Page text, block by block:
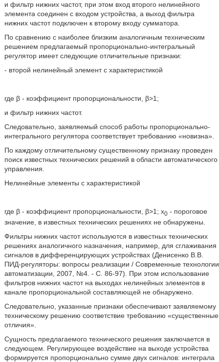
и фильтр нижних частот, при этом вход второго нелинейного
элемента соединен с входом устройства, а выход фильтра
нижних частот подключен к второму входу сумматора.
По сравнению с наиболее близким аналогичным техническим
решением предлагаемый пропорционально-интегральный
регулятор имеет следующие отличительные признаки:
- второй нелинейный элемент с характеристикой
где β - коэффициент пропорциональности, β>1;
и фильтр нижних частот.
Следовательно, заявляемый способ работы пропорционально-
интегрального регулятора соответствует требованию «новизна».
По каждому отличительному существенному признаку проведен
поиск известных технических решений в области автоматического
управления.
Нелинейные элементы с характеристикой
где β - коэффициент пропорциональности, β>1; х0- пороговое
значение, в известных технических решениях не обнаружены.
Фильтры нижних частот используются в известных технических
решениях аналогичного назначения, например, для сглаживания
сигналов в дифференцирующих устройствах (Денисенко В.В.
ПИД-регуляторы: вопросы реализации / Современные технологии
автоматизации, 2007, №4. - С. 86-97). При этом использование
фильтров нижних частот на выходах нелинейных элементов в
канале пропорциональной составляющей не обнаружено.
Следовательно, указанные признаки обеспечивают заявляемому
техническому решению соответствие требованию «существенные
отличия».
Сущность предлагаемого технического решения заключается в
следующем. Регулирующее воздействие на выходе устройства
формируется пропорционально сумме двух сигналов: интеграла